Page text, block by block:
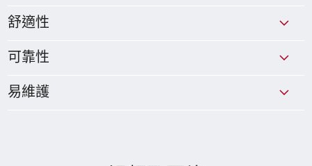
舒適性
可靠性
易維護